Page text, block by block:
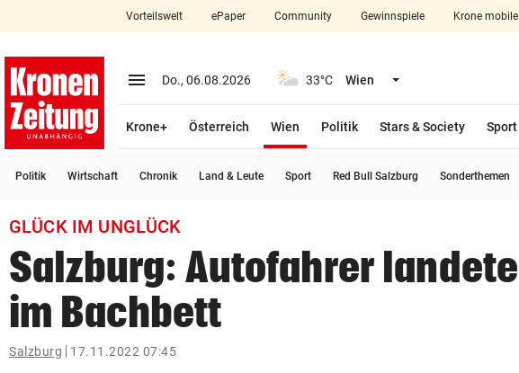
closeSchließen
account_circle Anmelden
arrow_right
search
Suchbegriff
eingeben
Vorteilswelt ePaper Community Gewinnspiele Krone mobile
menu Menü aufklappen
Do., 06.08.2026 33°C Wien Menü aufklappen
Krone+ Österreich Wien
Politik
Stars & Society Sport
Politik Wirtschaft Chronik Land & Leute Sport Red Bull Salzburg Sonderthemen
GLÜCK IM UNGLÜCK
Salzburg: Autofahrer landete
im Bachbett
Salzburg 17.11.2022 07:45